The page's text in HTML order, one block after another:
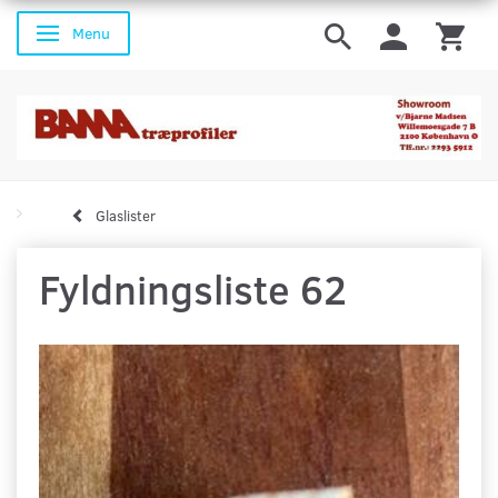
Skifte navigation
Menu
Glaslister
Fyldningsliste 62